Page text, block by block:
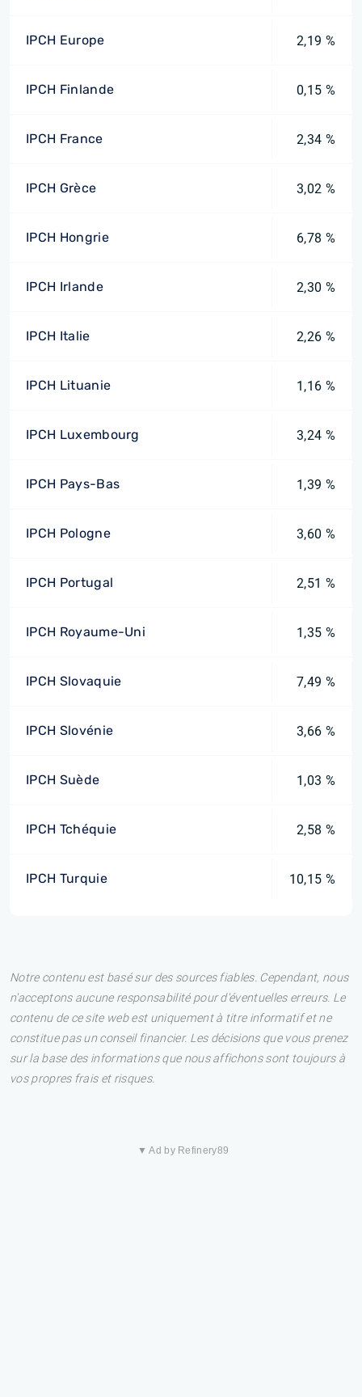
IPCH Europe 2,19 %
IPCH Finlande 0,15 %
IPCH France 2,34 %
IPCH Grèce 3,02 %
IPCH Hongrie 6,78 %
IPCH Irlande 2,30 %
IPCH Italie 2,26 %
IPCH Lituanie 1,16 %
IPCH Luxembourg 3,24 %
IPCH Pays-Bas 1,39 %
IPCH Pologne 3,60 %
IPCH Portugal 2,51 %
IPCH Royaume-Uni 1,35 %
IPCH Slovaquie 7,49 %
IPCH Slovénie 3,66 %
IPCH Suède 1,03 %
IPCH Tchéquie 2,58 %
IPCH Turquie 10,15 %
Notre contenu est basé sur des sources fiables. Cependant, nous
n'acceptons aucune responsabilité pour d'éventuelles erreurs. Le
contenu de ce site web est uniquement à titre informatif et ne
constitue pas un conseil financier. Les décisions que vous prenez
sur la base des informations que nous affichons sont toujours à
vos propres frais et risques.
▼ Ad by Refinery89